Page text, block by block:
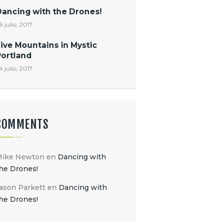
with the Drones!
julio, 2017
Mountains in Mystic
julio, 2017
Newton en Dancing with
Drones!
Parkett en Dancing with
Drones!